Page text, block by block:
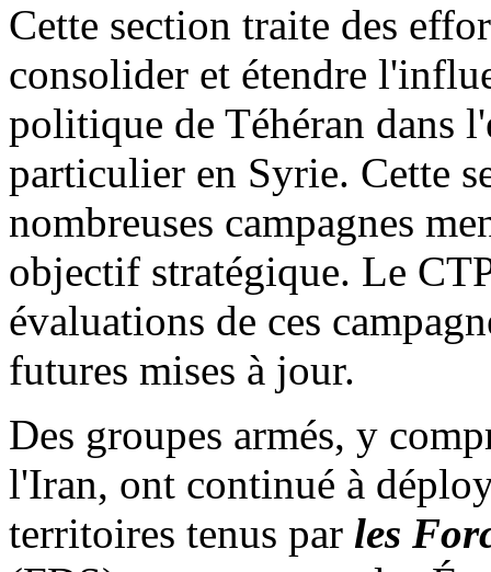
Cette section traite des
consolider et étendre
politique de Téhéran dans
particulier en Syrie. Cette
nombreuses campagnes
objectif stratégique. Le
évaluations de ces
futures mises à jour.
Des groupes armés, y
l'Iran, ont continué à
territoires tenus par les